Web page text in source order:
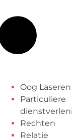
Oog Laseren
Particuliere
Rechten
Relatie